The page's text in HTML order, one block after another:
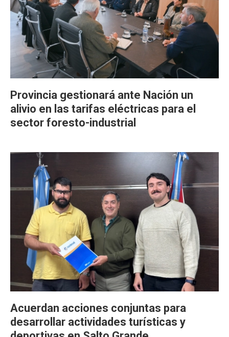
Provincia gestionará ante Nación un
alivio en las tarifas eléctricas para el
sector foresto-industrial
Acuerdan acciones conjuntas para
desarrollar actividades turísticas y